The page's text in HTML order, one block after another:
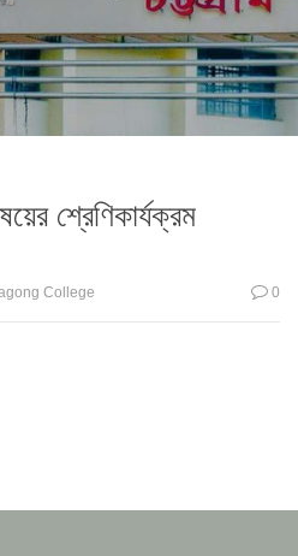
শ্রেণিকার্যক্রম
College 0